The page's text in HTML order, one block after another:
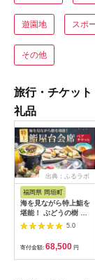
遊園地 スポ
その他
旅行・チケッ
礼品
出典：ふるラボ
福岡県 岡垣町
海を見ながら特上鮨を
堪能！ ぶどうの樹 鮨
屋台ペア お食事券 海
鮮 海 屋台 食事 ペア
福岡県 岡垣町
5.0
寄付金額: 68,500 円